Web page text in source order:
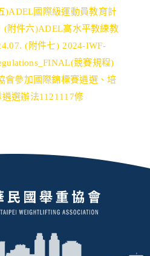
)ADEL國際級運動員教育計
(附件六)ADEL高水平教練教
(附件七) 2024-IWF-
競賽規程)
會參加國際錦標賽遴選、培
選辦法1121117修